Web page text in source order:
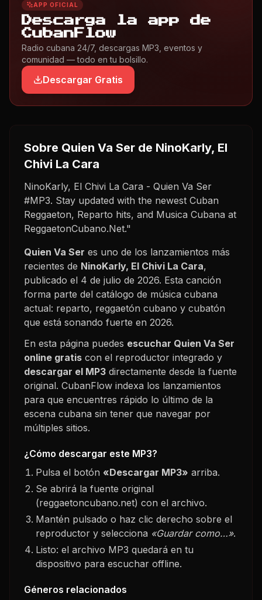
APP OFICIAL
Descarga la app de
CubanFlow
Radio cubana 24/7, descargas MP3, eventos y
comunidad — todo en tu bolsillo.
Descargar Gratis
Sobre Quien Va Ser de NinoKarly, El
Chivi La Cara
NinoKarly, El Chivi La Cara - Quien Va Ser
#MP3. Stay updated with the newest Cuban
Reggaeton, Reparto hits, and Musica Cubana at
ReggaetonCubano.Net."
Quien Va Ser es uno de los lanzamientos más
recientes de NinoKarly, El Chivi La Cara,
publicado el 4 de julio de 2026. Esta canción
forma parte del catálogo de música cubana
actual: reparto, reggaetón cubano y cubatón
que está sonando fuerte en 2026.
En esta página puedes escuchar Quien Va Ser
online gratis con el reproductor integrado y
descargar el MP3 directamente desde la fuente
original. CubanFlow indexa los lanzamientos
para que encuentres rápido lo último de la
escena cubana sin tener que navegar por
múltiples sitios.
¿Cómo descargar este MP3?
Pulsa el botón «Descargar MP3» arriba.
Se abrirá la fuente original
(reggaetoncubano.net) con el archivo.
Mantén pulsado o haz clic derecho sobre el
reproductor y selecciona «Guardar como…».
Listo: el archivo MP3 quedará en tu
dispositivo para escuchar offline.
Géneros relacionados